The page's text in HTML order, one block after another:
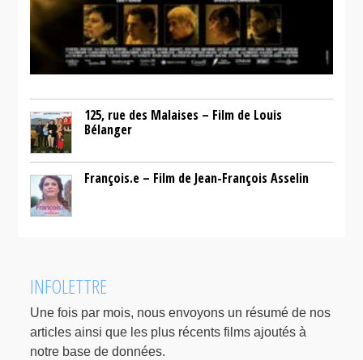
125, rue des Malaises – Film de Louis
Bélanger
François.e – Film de Jean-François Asselin
INFOLETTRE
Une fois par mois, nous envoyons un résumé de nos
articles ainsi que les plus récents films ajoutés à
notre base de données.